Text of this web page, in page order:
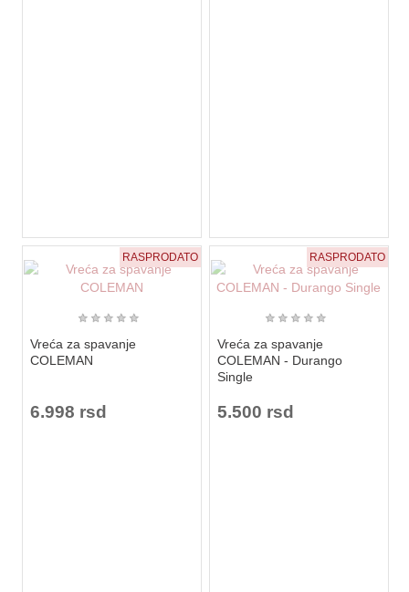
RASPRODATO
★ ★ ★ ★ ★
Vreća za spavanje
COLEMAN
6.998 rsd
RASPRODATO
★ ★ ★ ★ ★
Vreća za spavanje
COLEMAN - Durango
Single
5.500 rsd